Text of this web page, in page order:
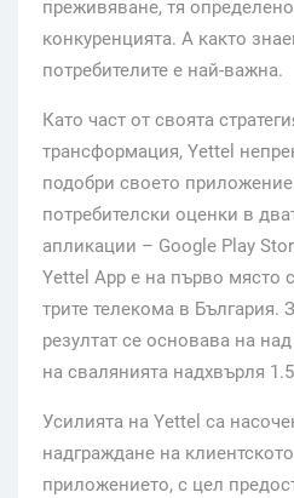
преживяване, тя
конкуренцията. А както
потребителите е най-важна.
Като част от своята
трансформация, Yettel
подобри своето
потребителски оценки в
апликации – Google Play
Yettel App е на първо място
трите телекома в България.
резултат се основава на
на свалянията надхвърля
Усилията на Yettel са
надграждане на
приложението, с цел